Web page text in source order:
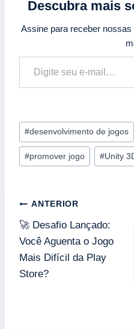
Descubra mais
Assine para receber
Digite seu e-mail…
Tags
do
Post:
#desenvolvimento de jogos
#promover jogo #Unity
Navegação
de
Post
ANTERIOR
🚀 Desafio Lançado:
Você Aguenta o Jogo
Mais Difícil da Play
Store?